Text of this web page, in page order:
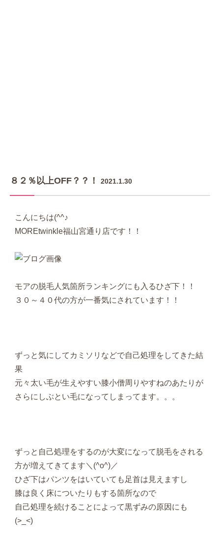
８２％以上OFF？？！ 2021.1.30
こんにちは(^^♪
MOREtwinkle福山宮通り店です！！
モアの脱毛人気箇所ランキングにも入るひざ下！！
３０～４０代の方が一番気にされています！！
ずっと気にしてカミソリなどで自己処理をしてきた結
果
元々太い毛が生えやすい膝小僧周りやすねのあたりが
さらにしぶとい毛になってしまってます。。。
ずっと自己処理をするのが大変になって脱毛をされる
方が増えてきてます＼(^o^)／
ひざ下はパンツをはいていても足首は見えますし
膝は良く床についたりもする箇所なので
自己処理を続けることによって黒ずみの原因にも
(>_<)